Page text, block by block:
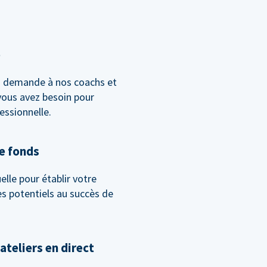
à nos coachs et
avez besoin pour
fonds
pour établir votre
potentiels au succès de
en direct